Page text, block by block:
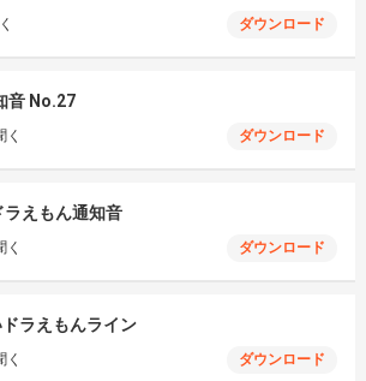
ダウンロード
音 No.27
く ダウンロード
ラえもん通知音
く ダウンロード
ラえもんライン
く ダウンロード